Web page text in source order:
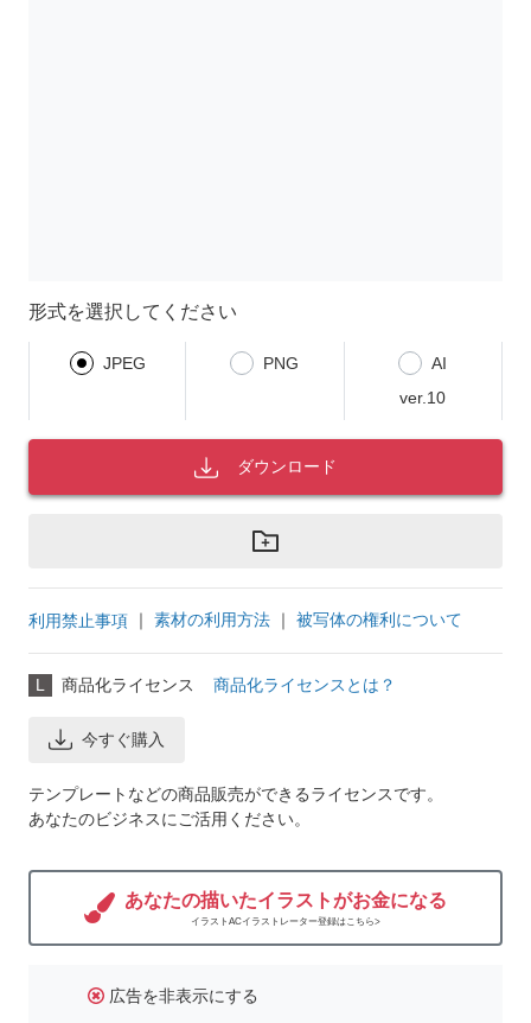
形式を選択してください
JPEG PNG
AI
ver.10
ダウンロード
利用禁止事項 ｜ 素材の利用方法 ｜ 被写体の権利について
L 商品化ライセンス 商品化ライセンスとは？
今すぐ購入
テンプレートなどの商品販売ができるライセンスです。
あなたのビジネスにご活用ください。
あなたの描いたイラストがお金になる
イラストACイラストレーター登録はこちら>
広告を非表示にする